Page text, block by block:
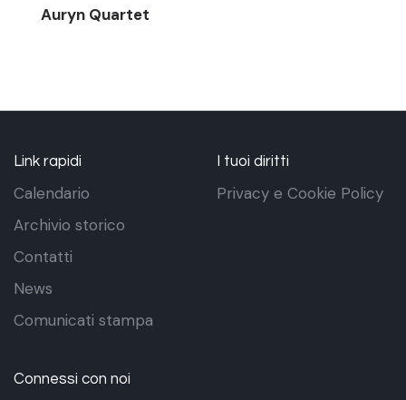
Auryn Quartet
Link rapidi
Calendario
Archivio storico
Contatti
News
Comunicati stampa
I tuoi diritti
Privacy e Cookie Policy
Connessi con noi